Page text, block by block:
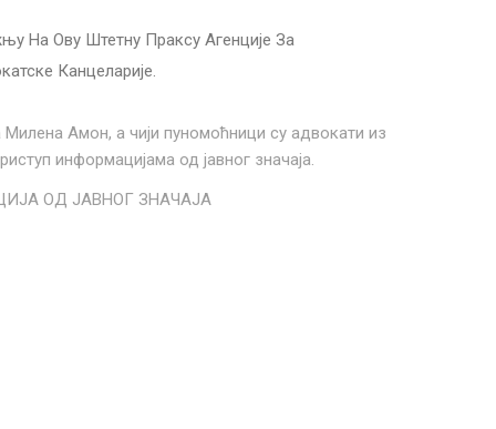
На Ову Штетну Праксу Агенције За
Канцеларије.
Амон, а чији пуномоћници су адвокати из
информацијама од јавног значаја.
ОД ЈАВНОГ ЗНАЧАЈА